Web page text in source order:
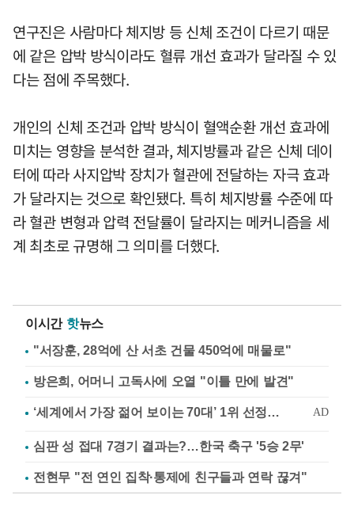
연구진은 사람마다 체지방 등 신체 조건이 다르기 때문
에 같은 압박 방식이라도 혈류 개선 효과가 달라질 수 있
다는 점에 주목했다.
개인의 신체 조건과 압박 방식이 혈액순환 개선 효과에
미치는 영향을 분석한 결과, 체지방률과 같은 신체 데이
터에 따라 사지압박 장치가 혈관에 전달하는 자극 효과
가 달라지는 것으로 확인됐다. 특히 체지방률 수준에 따
라 혈관 변형과 압력 전달률이 달라지는 메커니즘을 세
계 최초로 규명해 그 의미를 더했다.
이시간 핫뉴스
"서장훈, 28억에 산 서초 건물 450억에 매물로"
방은희, 어머니 고독사에 오열 "이틀 만에 발견"
심판 성 접대 7경기 결과는?…한국 축구 '5승 2무'
전현무 "전 연인 집착·통제에 친구들과 연락 끊겨"